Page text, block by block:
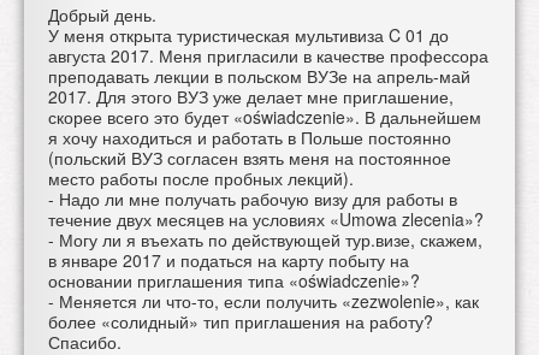
Добрый день.
У меня открыта туристическая мультивиза C 01 до
августа 2017. Меня пригласили в качестве профессора
преподавать лекции в польском ВУЗе на апрель-май
2017. Для этого ВУЗ уже делает мне приглашение,
скорее всего это будет «oświadczenie». В дальнейшем
я хочу находиться и работать в Польше постоянно
(польский ВУЗ согласен взять меня на постоянное
место работы после пробных лекций).
- Надо ли мне получать рабочую визу для работы в
течение двух месяцев на условиях «Umowa zlecenia»?
- Могу ли я въехать по действующей тур.визе, скажем,
в январе 2017 и податься на карту побыту на
основании приглашения типа «oświadczenie»?
- Меняется ли что-то, если получить «zezwolenie», как
более «солидный» тип приглашения на работу?
Спасибо.